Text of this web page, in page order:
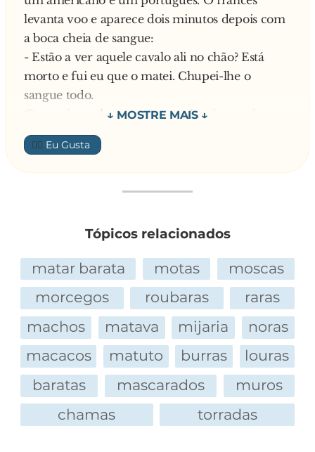
levanta voo e aparece dois minutos depois com
a boca cheia de sangue:
- Estão a ver aquele cavalo ali no chão? Está
morto e fui eu que o matei. Chupei-lhe o
sangue todo.
O americano levanta voo e volta cinco minutos
depois com a boca ainda mais ensaguentada:
- Estão a ver aquelas duas vacas? Fui eu que as
matei. Chupei-lhes aquele sangue todo!
O português levanta voo e aparece dez minutos
- Estão a ver aquele muro ali?
- Sim…
E diz o morcego português:
- Pois eu não vi.
👍🏼
Tópicos relacionados
matar barata motas
moscas
morcegos
roubaras
raras
machos
matava mijaria
noras
macacos
matuto burras
louras
baratas
mascarados
muros
chamas
torradas